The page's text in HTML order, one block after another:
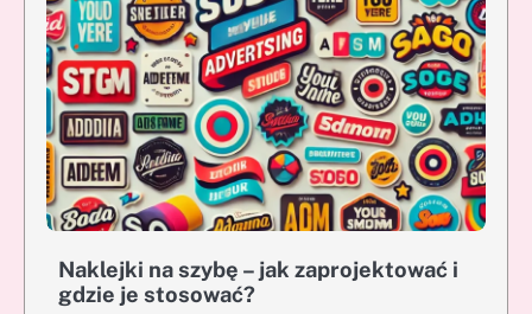
Naklejki na szybę – jak zaprojektować i
gdzie je stosować?